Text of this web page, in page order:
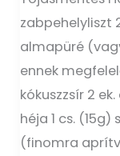
zabpehelyliszt
almapüré
ennek
kókuszzsír 2
héja 1 cs.
(finomra